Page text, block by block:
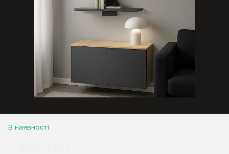
В наявності